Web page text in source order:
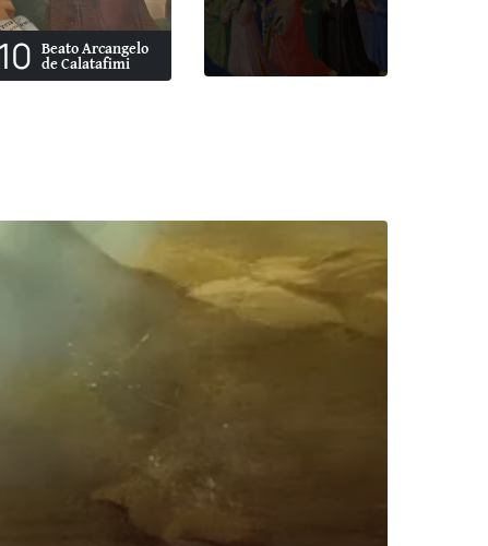
10 Beato Arcangelo
de Calatafimi